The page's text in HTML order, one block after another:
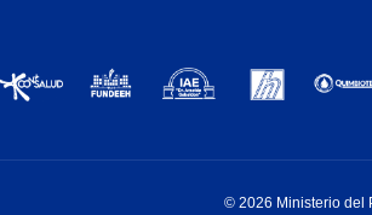
© 2026 Ministerio del